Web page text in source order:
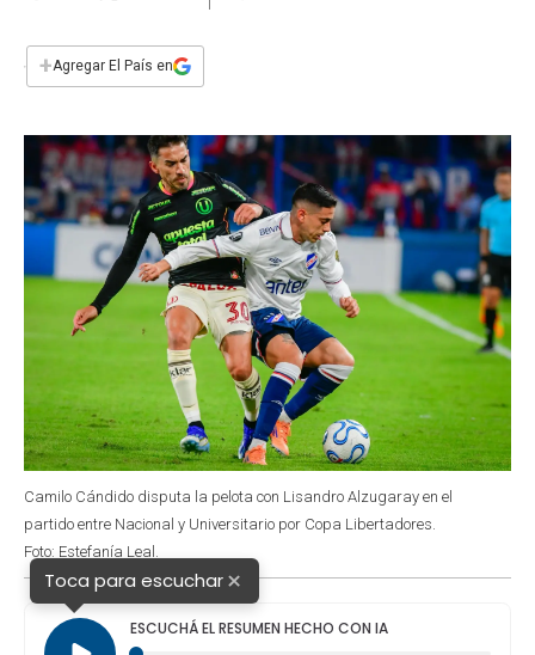
e
b
k
s
p
w
t
n
i
l
+Agregar El País en
Camilo Cándido disputa la pelota con Lisandro Alzugaray en el
partido entre Nacional y Universitario por Copa Libertadores.
Foto: Estefanía Leal.
Toca para escuchar×
ESCUCHÁ EL RESUMEN HECHO CON IA